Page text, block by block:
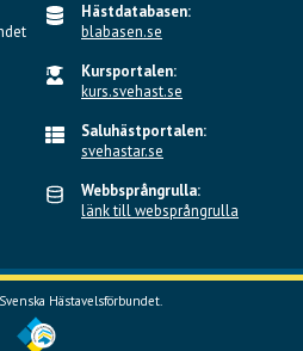
Hästdatabasen:
blabasen.se
Kursportalen:
kurs.svehast.se
Saluhästportalen:
svehastar.se
Webbsprångrulla:
länk till websprångrulla
Hästavelsförbundet.